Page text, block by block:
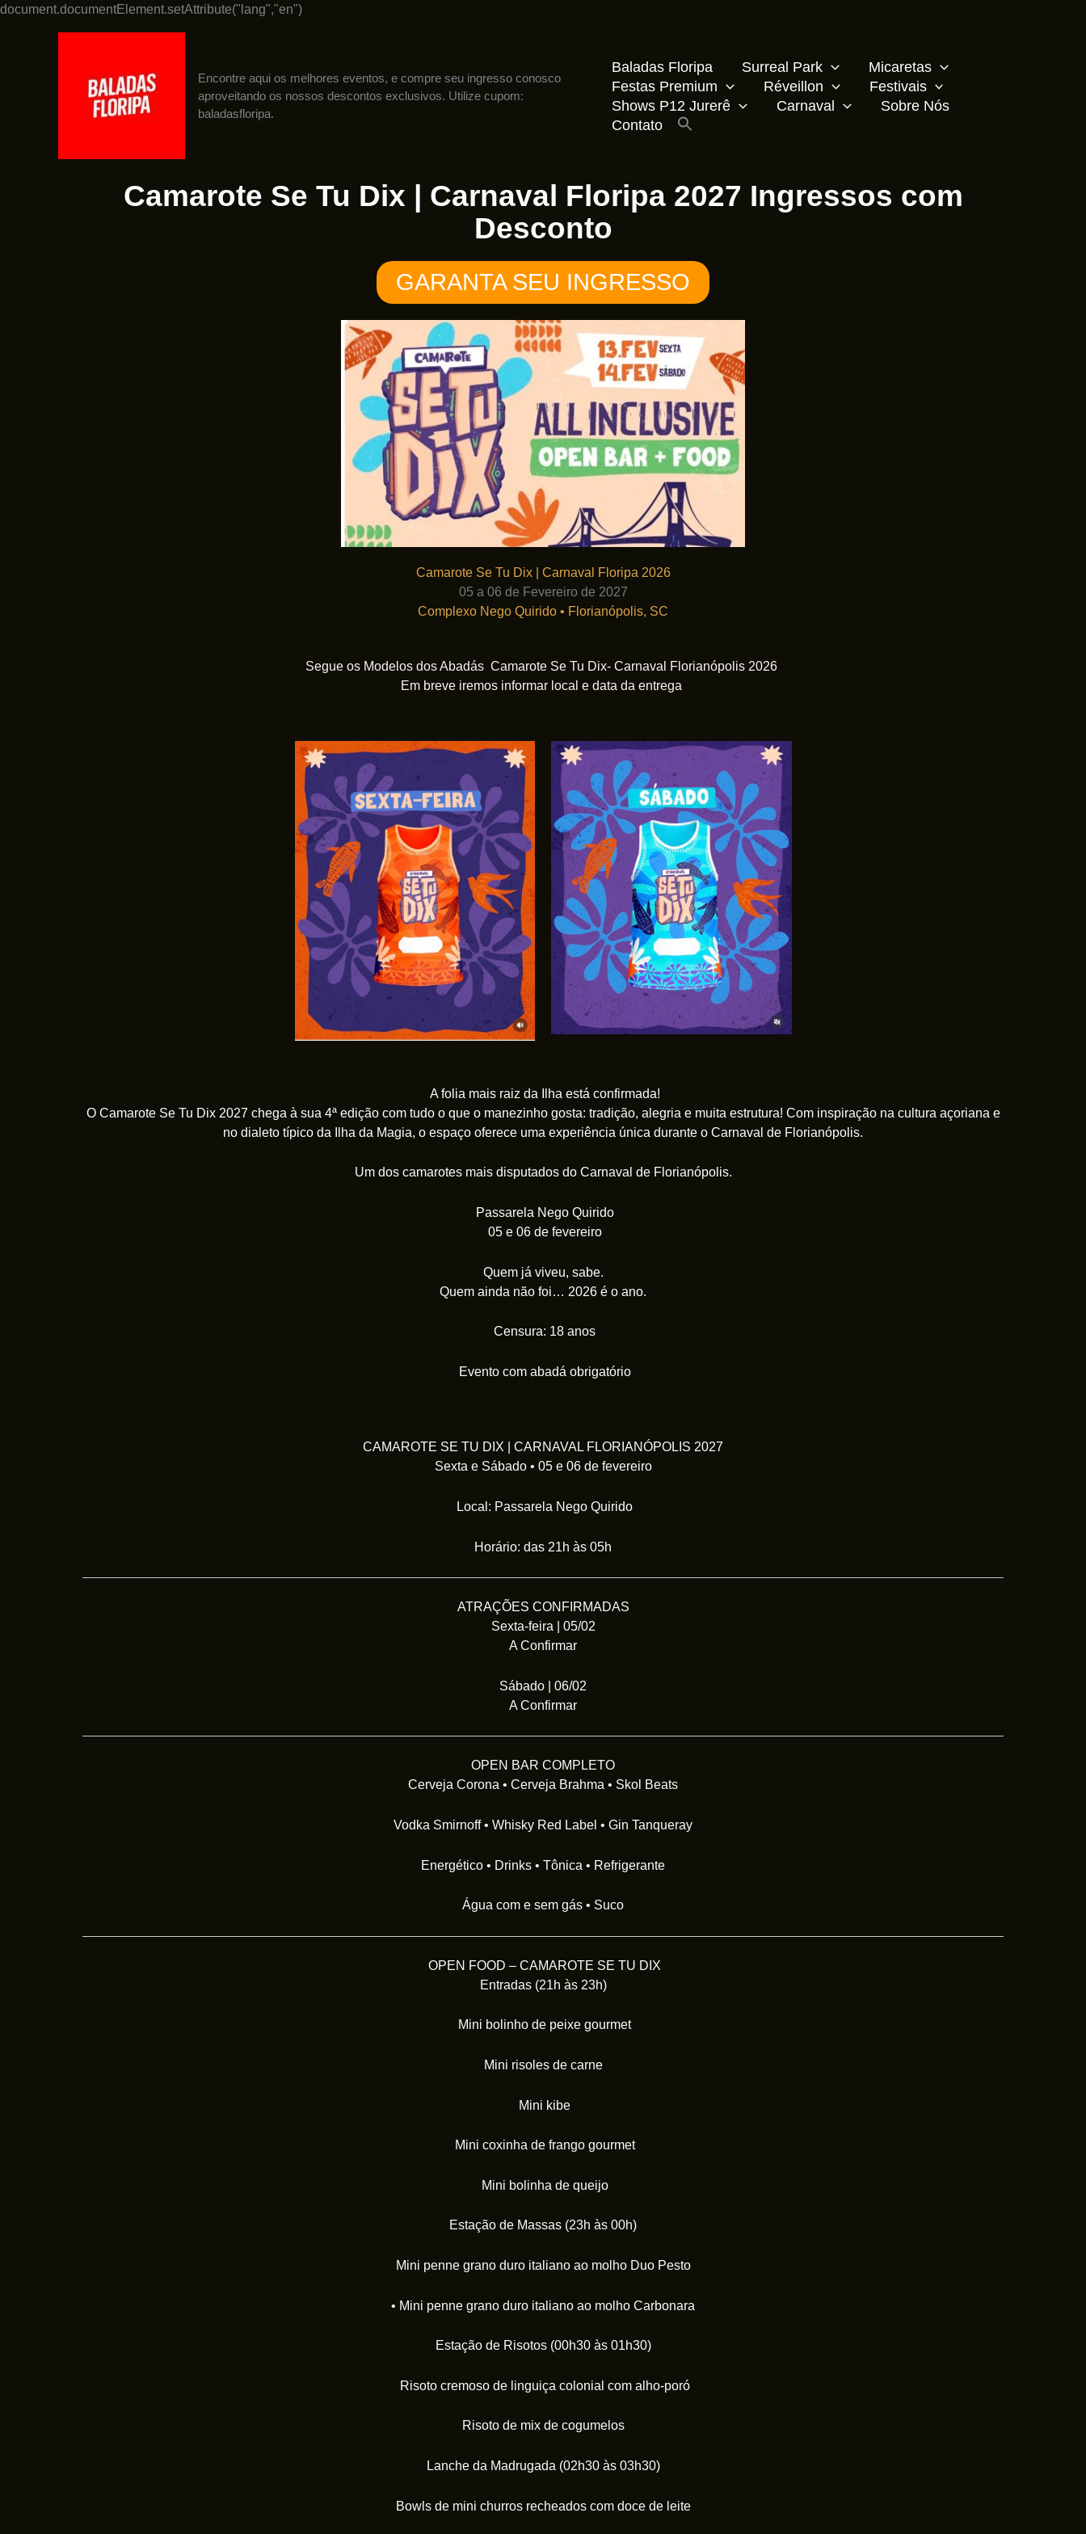
document.documentElement.setAttribute("lang","en")Ir
Encontre aqui os melhores eventos, e compre seu ingresso conosco
aproveitando os nossos descontos exclusivos. Utilize cupom:
baladasfloripa.
Baladas Floripa Surreal Park
Micaretas
Festas Premium
Réveillon
Festivais
Shows P12 Jurerê
Carnaval
Sobre Nós
Contato
Camarote Se Tu Dix | Carnaval Floripa 2027 Ingressos com
Desconto
GARANTA SEU INGRESSO
Camarote Se Tu Dix | Carnaval Floripa 2026
05 a 06 de Fevereiro de 2027
Complexo Nego Quirido • Florianópolis, SC
Segue os Modelos dos Abadás Camarote Se Tu Dix- Carnaval Florianópolis 2026
Em breve iremos informar local e data da entrega
A folia mais raiz da Ilha está confirmada!
O Camarote Se Tu Dix 2027 chega à sua 4ª edição com tudo o que o manezinho gosta: tradição, alegria e muita estrutura! Com inspiração na cultura açoriana e
no dialeto típico da Ilha da Magia, o espaço oferece uma experiência única durante o Carnaval de Florianópolis.
Um dos camarotes mais disputados do Carnaval de Florianópolis.
Passarela Nego Quirido
05 e 06 de fevereiro
Quem já viveu, sabe.
Quem ainda não foi… 2026 é o ano.
Censura: 18 anos
Evento com abadá obrigatório
CAMAROTE SE TU DIX | CARNAVAL FLORIANÓPOLIS 2027
Sexta e Sábado • 05 e 06 de fevereiro
Local: Passarela Nego Quirido
Horário: das 21h às 05h
ATRAÇÕES CONFIRMADAS
Sexta-feira | 05/02
A Confirmar
Sábado | 06/02
A Confirmar
OPEN BAR COMPLETO
Cerveja Corona • Cerveja Brahma • Skol Beats
Vodka Smirnoff • Whisky Red Label • Gin Tanqueray
Energético • Drinks • Tônica • Refrigerante
Água com e sem gás • Suco
OPEN FOOD – CAMAROTE SE TU DIX
Entradas (21h às 23h)
Mini bolinho de peixe gourmet
Mini risoles de carne
Mini kibe
Mini coxinha de frango gourmet
Mini bolinha de queijo
Estação de Massas (23h às 00h)
Mini penne grano duro italiano ao molho Duo Pesto
• Mini penne grano duro italiano ao molho Carbonara
Estação de Risotos (00h30 às 01h30)
Risoto cremoso de linguiça colonial com alho-poró
Risoto de mix de cogumelos
Lanche da Madrugada (02h30 às 03h30)
Bowls de mini churros recheados com doce de leite